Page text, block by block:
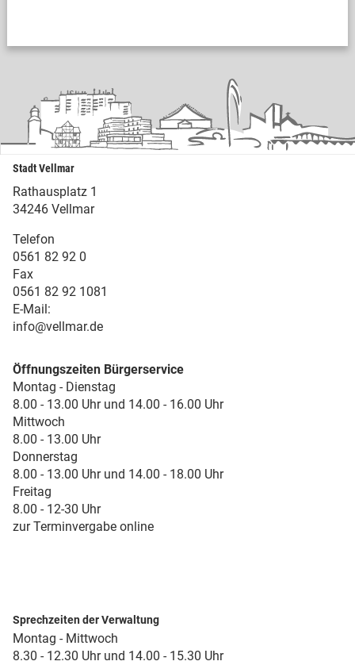
Stadt Vellmar
Rathausplatz 1
34246 Vellmar
Telefon
0561 82 92 0
Fax
0561 82 92 1081
E-Mail:
info@vellmar.de
Öffnungszeiten Bürgerservice
Montag - Dienstag
8.00 - 13.00 Uhr und 14.00 - 16.00 Uhr
Mittwoch
8.00 - 13.00 Uhr
Donnerstag
8.00 - 13.00 Uhr und 14.00 - 18.00 Uhr
Freitag
8.00 - 12-30 Uhr
zur Terminvergabe online
Sprechzeiten der Verwaltung
Montag - Mittwoch
8.30 - 12.30 Uhr und 14.00 - 15.30 Uhr